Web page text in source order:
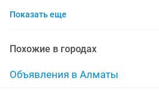
мужской спортивный
диск спортивный спортивный
Показать еще
Похожие в городах
Объявления в Алматы